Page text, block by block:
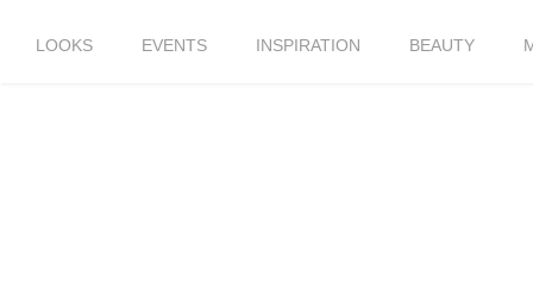
LOOKS EVENTS INSPIRATION BEAUTY